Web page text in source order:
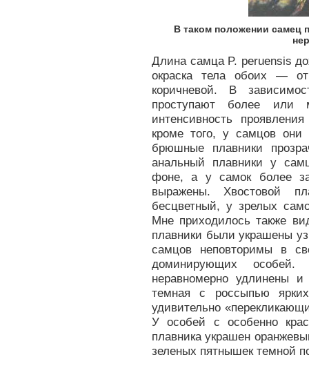
В таком положении самец
Длина самца P. peruensis
окраска тела обоих — от
коричневой. В
проступают более или
интенсивность
кроме того, у самцов
брюшные плавники
анальный плавники у
фоне, а у самок более
выражены. Хвостовой
бесцветный, у зрелых
Мне приходилось также
плавники были украшены
самцов неповторимы в
доминирующих
неравномерно удлинены и
темная с россыпью
удивительно
У особей с особенно
плавника украшен
зеленых пятнышек темной